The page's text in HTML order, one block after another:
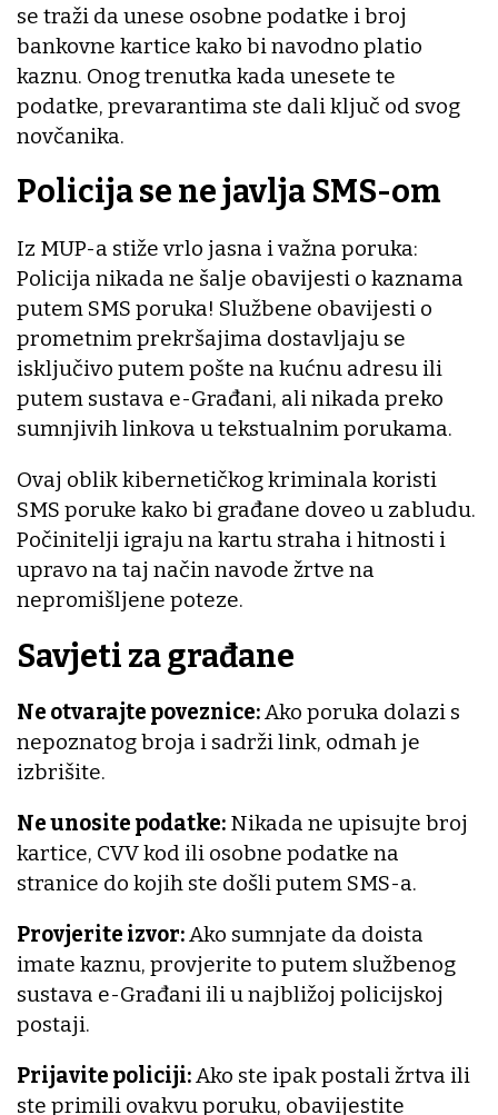
se traži da unese osobne podatke i broj
bankovne kartice kako bi navodno platio
kaznu. Onog trenutka kada unesete te
podatke, prevarantima ste dali ključ od svog
novčanika.
Policija se ne javlja SMS-om
Iz MUP-a stiže vrlo jasna i važna poruka:
Policija nikada ne šalje obavijesti o kaznama
putem SMS poruka! Službene obavijesti o
prometnim prekršajima dostavljaju se
isključivo putem pošte na kućnu adresu ili
putem sustava e-Građani, ali nikada preko
sumnjivih linkova u tekstualnim porukama.
Ovaj oblik kibernetičkog kriminala koristi
SMS poruke kako bi građane doveo u zabludu.
Počinitelji igraju na kartu straha i hitnosti i
upravo na taj način navode žrtve na
nepromišljene poteze.
Savjeti za građane
Ne otvarajte poveznice:Ako poruka dolazi s
nepoznatog broja i sadrži link, odmah je
izbrišite.
Ne unosite podatke: Nikada ne upisujte broj
kartice, CVV kod ili osobne podatke na
stranice do kojih ste došli putem SMS-a.
Provjerite izvor:Ako sumnjate da doista
imate kaznu, provjerite to putem službenog
sustava e-Građani ili u najbližoj policijskoj
postaji.
Prijavite policiji:Ako ste ipak postali žrtva ili
ste primili ovakvu poruku, obavijestite